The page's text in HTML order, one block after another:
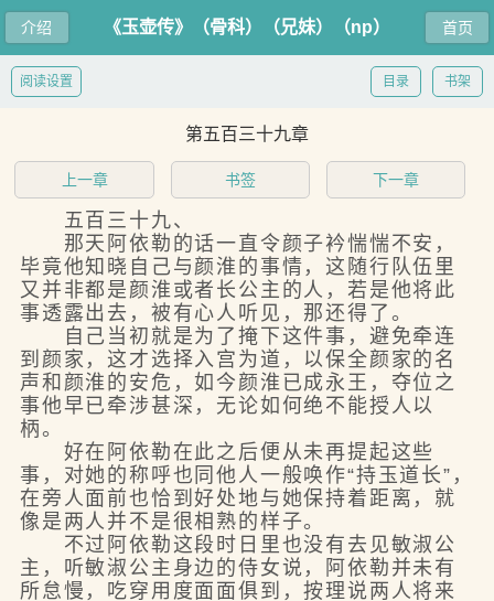
介绍 首页
《玉壶传》（骨科）（兄妹）（np）
书架
目录
阅读设置
第五百三十九章
上一章 书签 下一章
五百三十九、
那天阿依勒的话一直令颜子衿惴惴不安，
毕竟他知晓自己与颜淮的事情，这随行队伍里
又并非都是颜淮或者长公主的人，若是他将此
事透露出去，被有心人听见，那还得了。
自己当初就是为了掩下这件事，避免牵连
到颜家，这才选择入宫为道，以保全颜家的名
声和颜淮的安危，如今颜淮已成永王，夺位之
事他早已牵涉甚深，无论如何绝不能授人以
柄。
好在阿依勒在此之后便从未再提起这些
事，对她的称呼也同他人一般唤作“持玉道长”，
在旁人面前也恰到好处地与她保持着距离，就
像是两人并不是很相熟的样子。
不过阿依勒这段时日里也没有去见敏淑公
主，听敏淑公主身边的侍女说，阿依勒并未有
所怠慢，吃穿用度面面俱到，按理说两人将来